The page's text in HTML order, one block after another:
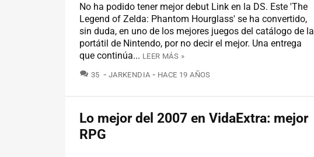
No ha podido tener mejor debut Link en la DS. Este 'The
Legend of Zelda: Phantom Hourglass' se ha convertido,
sin duda, en uno de los mejores juegos del catálogo de la
portátil de Nintendo, por no decir el mejor. Una entrega
que continúa... LEER MÁS »
35 COMENTARIOS
JARKENDIA HACE 19 AÑOS
Lo mejor del 2007 en VidaExtra: mejor
RPG